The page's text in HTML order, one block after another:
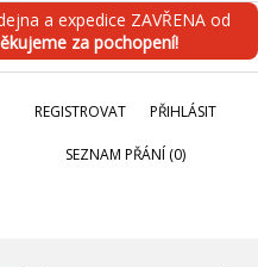
a expedice ZAVŘENA od
za pochopení!
REGISTROVAT PŘIHLÁSIT
SEZNAM PŘÁNÍ (0)